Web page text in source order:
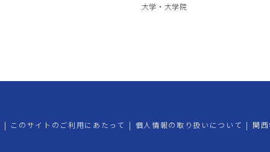
大学・大学院
| このサイトのご利用にあたって | 個人情報の取り扱いについて | 関